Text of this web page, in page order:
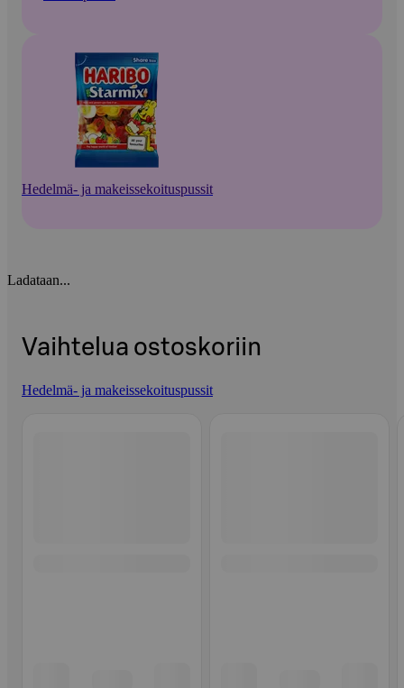
Hedelmä- ja makeissekoituspussit
Ladataan...
Vaihtelua ostoskoriin
Hedelmä- ja makeissekoituspussit